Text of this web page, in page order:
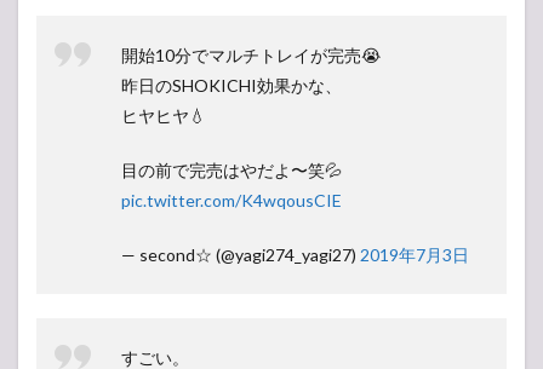
開始10分でマルチトレイが完売😭
昨日のSHOKICHI効果かな、
ヒヤヒヤ💧
目の前で完売はやだよ〜笑💦
pic.twitter.com/K4wqousCIE
— second☆ (@yagi274_yagi27) 2019年7月3日
すごい。